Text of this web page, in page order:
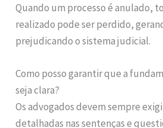
Quando um processo é anulado,
realizado pode ser perdido,
prejudicando o sistema judicial.
Como posso garantir que a
seja clara?
Os advogados devem sempre
detalhadas nas sentenças e